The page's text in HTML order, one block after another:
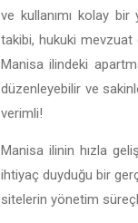
ve kullanımı kolay bir
takibi, hukuki mevzuat
Manisa ilindeki
düzenleyebilir ve
verimli!
Manisa ilinin hızla
ihtiyaç duyduğu bir
sitelerin yönetim